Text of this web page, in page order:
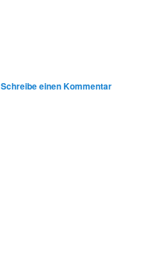
Schreibe einen Kommentar